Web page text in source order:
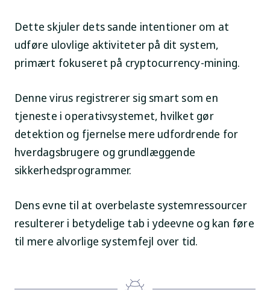
Dette skjuler dets sande intentioner om at
udføre ulovlige aktiviteter på dit system,
primært fokuseret på cryptocurrency-mining.
Denne virus registrerer sig smart som en
tjeneste i operativsystemet, hvilket gør
detektion og fjernelse mere udfordrende for
hverdagsbrugere og grundlæggende
sikkerhedsprogrammer.
Dens evne til at overbelaste systemressourcer
resulterer i betydelige tab i ydeevne og kan føre
til mere alvorlige systemfejl over tid.